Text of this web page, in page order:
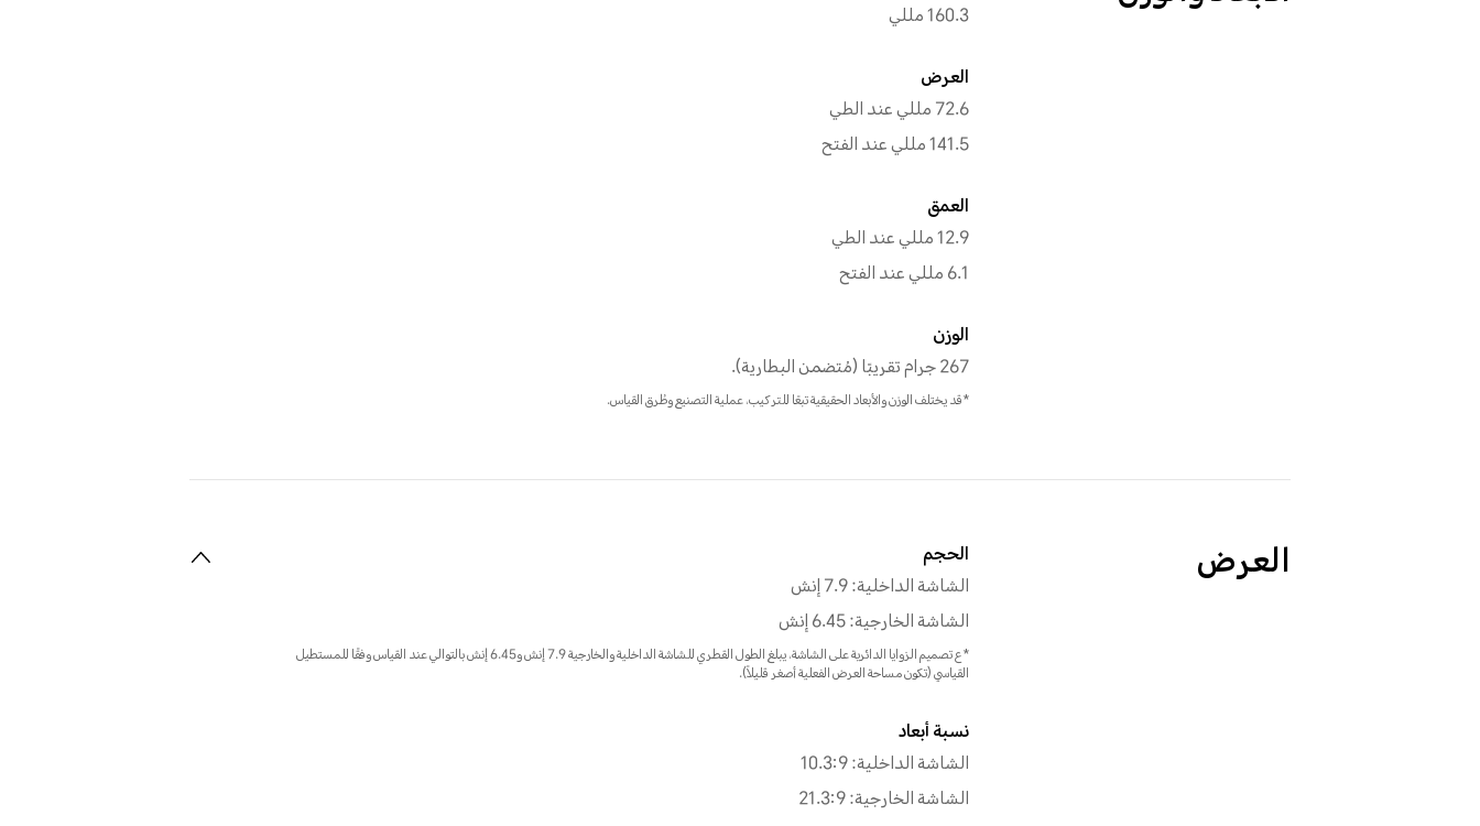
160.3 مللي
العرض
72.6 مللي عند الطي
141.5 مللي عند الفتح
العمق
12.9 مللي عند الطي
6.1 مللي عند الفتح
الوزن
267 جرام تقريبًا (مُتضمن البطارية).
*قد يختلف الوزن والأبعاد الحقيقية تبعًا للتركيب، عملية التصنيع وطُرق القياس.
العرض
الحجم
الشاشة الداخلية: 7.9 إنش
الشاشة الخارجية: 6.45 إنش
*ع تصميم الزوايا الدائرية على الشاشة، يبلغ الطول القطري للشاشة الداخلية والخارجية 7.9 إنش و6.45 إنش بالتوالي عند القياس وفقًا للمستطيل
القياسي (تكون مساحة العرض الفعلية أصغر قليلاً).
نسبة أبعاد
الشاشة الداخلية: 10.3:9
الشاشة الخارجية: 21.3:9